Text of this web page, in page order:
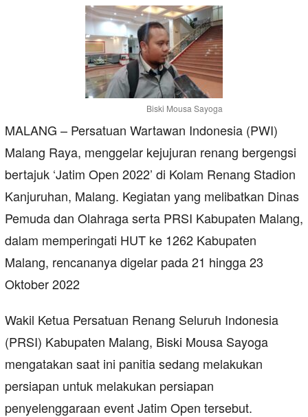
Biski Mousa Sayoga
MALANG – Persatuan Wartawan Indonesia (PWI)
Malang Raya, menggelar kejujuran renang bergengsi
bertajuk ‘Jatim Open 2022’ di Kolam Renang Stadion
Kanjuruhan, Malang. Kegiatan yang melibatkan Dinas
Pemuda dan Olahraga serta PRSI Kabupaten Malang,
dalam memperingati HUT ke 1262 Kabupaten
Malang, rencananya digelar pada 21 hingga 23
Oktober 2022
Wakil Ketua Persatuan Renang Seluruh Indonesia
(PRSI) Kabupaten Malang, Biski Mousa Sayoga
mengatakan saat ini panitia sedang melakukan
persiapan untuk melakukan persiapan
penyelenggaraan event Jatim Open tersebut.